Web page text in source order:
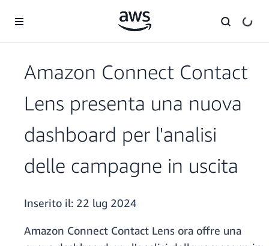
Amazon Connect Contact
Lens presenta una nuova
dashboard per l'analisi
delle campagne in uscita
Inserito il: 22 lug 2024
Amazon Connect Contact Lens ora offre una